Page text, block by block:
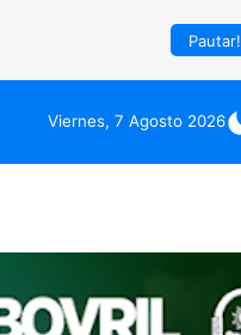
Pautar!
Viernes, 7 Agosto 2026